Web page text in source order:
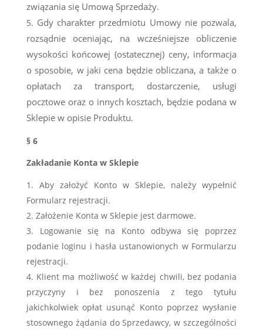
związania się Umową Sprzedaży.
Gdy charakter przedmiotu Umowy nie pozwala,
rozsądnie oceniając, na wcześniejsze obliczenie
wysokości końcowej (ostatecznej) ceny, informacja
o sposobie, w jaki cena będzie obliczana, a także o
opłatach za transport, dostarczenie, usługi
pocztowe oraz o innych kosztach, będzie podana w
Sklepie w opisie Produktu.
§ 6
Zakładanie Konta w Sklepie
Aby założyć Konto w Sklepie, należy wypełnić
Formularz rejestracji.
Założenie Konta w Sklepie jest darmowe.
Logowanie się na Konto odbywa się poprzez
podanie loginu i hasła ustanowionych w Formularzu
rejestracji.
Klient ma możliwość w każdej chwili, bez podania
przyczyny i bez ponoszenia z tego tytułu
jakichkolwiek opłat usunąć Konto poprzez wysłanie
stosownego żądania do Sprzedawcy, w szczególności